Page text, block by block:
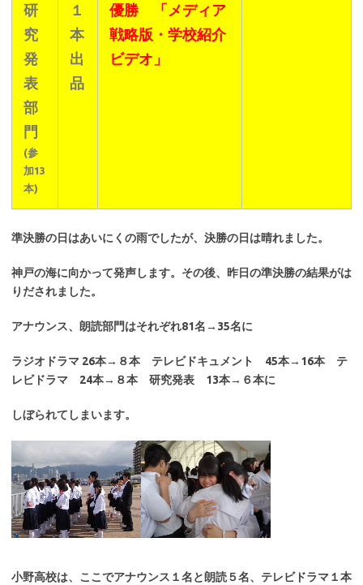
研
究
発
表
部
門
(参
加13
本)
１
本
出
品
優勝 「メディア
戦略版・学校紹介
ビデオ」
準決勝の日はあいにくの雨でしたが、決勝の日は晴れました。
神戸の海に向かって発声します。その後、昨日の準決勝の結果がは
りだされました。
アナウンス、朗読部門はそれぞれ81名→35名に
ラジオドラマ 26本→８本 テレビドキュメント 45本→16本 テ
レビドラマ 24本→８本 研究発表 13本→６本に
しぼられてしまいます。
小野高校は、ここでアナウンス１名と朗読５名、テレビドラマ１本